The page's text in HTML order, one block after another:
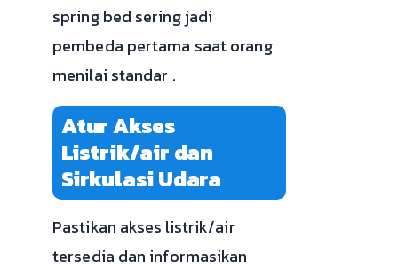
spring bed sering jadi
pembeda pertama saat orang
menilai standar .
Atur Akses
Listrik/air dan
Sirkulasi Udara
Pastikan akses listrik/air
tersedia dan informasikan